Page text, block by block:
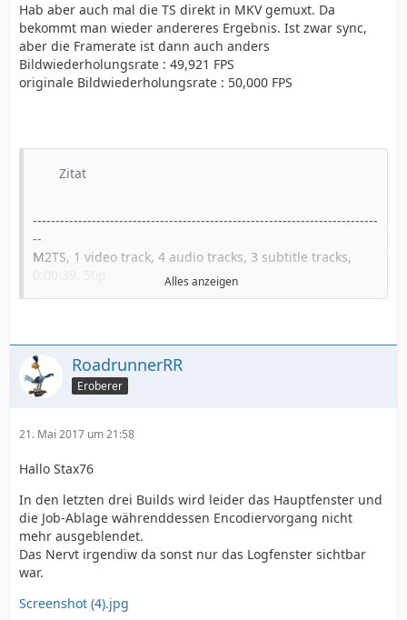
Hab aber auch mal die TS direkt in MKV gemuxt. Da
bekommt man wieder andereres Ergebnis. Ist zwar sync,
aber die Framerate ist dann auch anders
Bildwiederholungsrate : 49,921 FPS
originale Bildwiederholungsrate : 50,000 FPS
Zitat
----------------------------------------------------------------------------
--
M2TS, 1 video track, 4 audio tracks, 3 subtitle tracks,
4: AC3, Multiple, 5.1 channels, 448kbps, 48kHz,
dialnorm: -23dB, -1691ms
5: MP2, Uncoded, 2.0 channels, 192kbps, 48kHz,
-1756ms
7: Subtitle (DVB), French
[v01] Extracting video track number 1...
[a02] Extracting audio track number 2...
[a03] Extracting audio track number 3...
[a04] Extracting audio track number 4...
[a05] Extracting audio track number 5...
[a04] Removing AC3 dialog normalization...
[a04] A remaining delay of +5ms could not be fixed.
Alles anzeigen
RoadrunnerRR
Eroberer
21. Mai 2017 um 21:58
Hallo Stax76
In den letzten drei Builds wird leider das Hauptfenster und
die Job-Ablage währenddessen Encodiervorgang nicht
mehr ausgeblendet.
Das Nervt irgendiw da sonst nur das Logfenster sichtbar
war.
Screenshot (4).jpg